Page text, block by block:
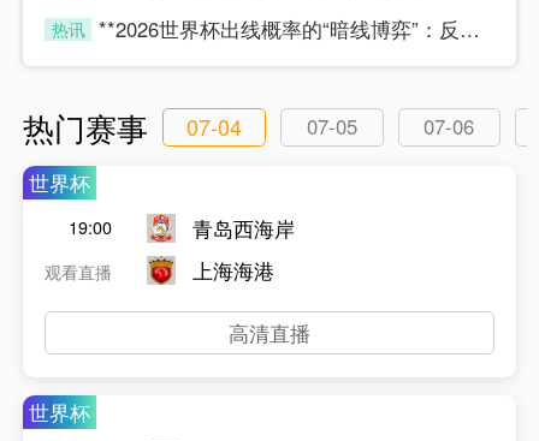
热讯
**2026世界杯出线概率的“暗线博弈”：反向推演与未曝光的变量**
热门赛事 07-04 07-05
07-06
世界杯
19:00
观看直播
青岛西海岸
上海海港
高清直播
世界杯